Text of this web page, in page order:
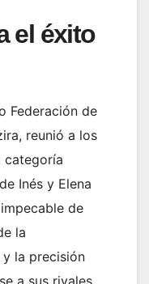
el éxito
Federación de
reunió a los
categoría
Inés y Elena
de
la
la precisión
a sus rivales.